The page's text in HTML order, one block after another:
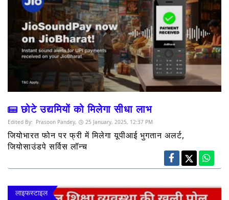
छोटे उद्यमियों को मिलेगा सीधा लाभ
Edited By: Prasoon Pandey, 25 January, 2025, 12:37 PM
जियोभारत फोन पर फ्री में मिलेगा यूपीआई भुगतान अलर्ट,
जियोसाउंडपे सर्विस लॉन्च
लाइफस्टाइल